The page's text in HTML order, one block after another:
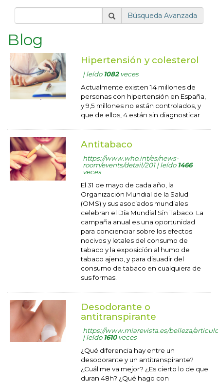
Búsqueda Avanzada
Blog
Hipertensión y colesterol
| leído 1082veces
Actualmente existen 14 millones de
personas con hipertensión en España,
y 9,5 millones no están controlados, y
que de ellos, 4 están sin diagnosticar
Antitabaco
https://www.who.int/es/news-
room/events/detail/201 | leído 1466
veces
El 31 de mayo de cada año, la
Organización Mundial de la Salud
(OMS) y sus asociados mundiales
celebran el Día Mundial Sin Tabaco. La
campaña anual es una oportunidad
para concienciar sobre los efectos
nocivos y letales del consumo de
tabaco y la exposición al humo de
tabaco ajeno, y para disuadir del
consumo de tabaco en cualquiera de
sus formas.
Desodorante o
antitranspirante
https://www.miarevista.es/belleza/
| leído 1610veces
¿Qué diferencia hay entre un
desodorante y un antitranspirante?
¿Cuál me va mejor? ¿Es cierto lo de que
duran 48h? ¿Qué hago con